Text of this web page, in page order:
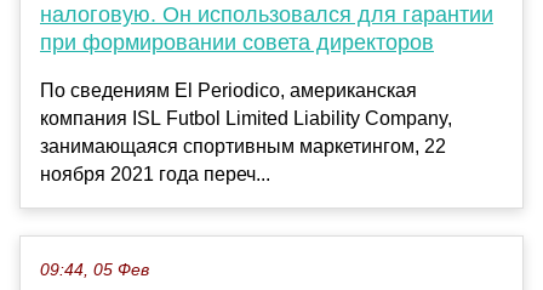
налоговую. Он использовался для гарантии
при формировании совета директоров
По сведениям El Periodico, американская
компания ISL Futbol Limited Liability Company,
занимающаяся спортивным маркетингом, 22
ноября 2021 года переч...
09:44, 05 Фев